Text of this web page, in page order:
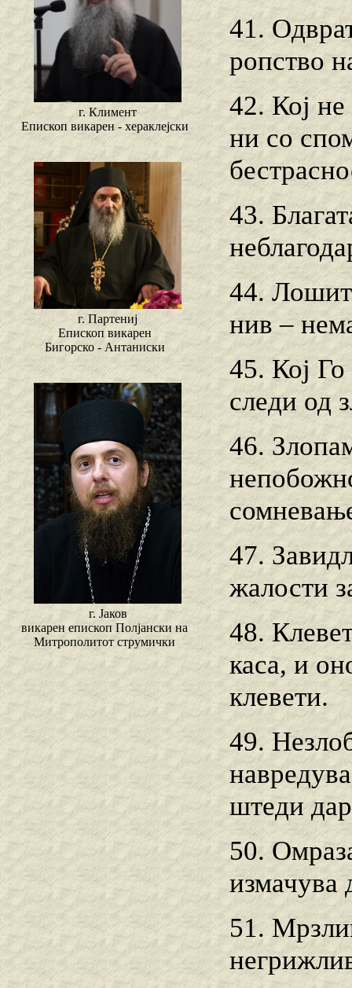
г. Климент
Епископ викарен - хераклејски
г. Партениј
Епископ викарен
Бигорско - Антаниски
г. Јаков
викарен епископ Полјански на
Митрополитот струмички
41.
ропство
42. Кој
ни co
43.
44.
нив –
45. Кој
следи од
46.
47.
жалости
48.
каса, и
клевети.
49.
штеди
50.
измачува
51.